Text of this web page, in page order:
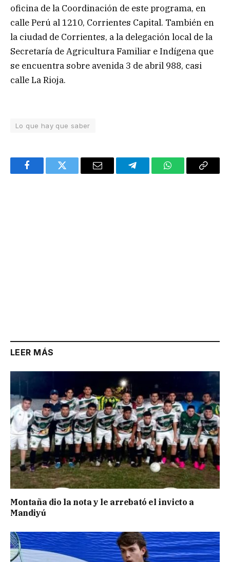
oficina de la Coordinación de este programa, en
calle Perú al 1210, Corrientes Capital. También en
la ciudad de Corrientes, a la delegación local de la
Secretaría de Agricultura Familiar e Indígena que
se encuentra sobre avenida 3 de abril 988, casi
calle La Rioja.
Lo que hay que saber
FacebookTwitter Email TelegramWhatsAppCopy
LEER MÁS
Montaña dio la nota y le arrebató el invicto a
Mandiyú